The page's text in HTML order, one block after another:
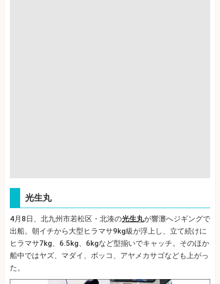
光生丸
4月8日、北九州市若松区・北湊の光生丸が響灘へジギングで
出船。朝イチから大型ヒラマサ9kg級が浮上し、立て続けに
ヒラマサ7kg、6.5kg、6kgなど型揃いでキャッチ。そのほか
船中ではヤズ、マダイ、ボッコ、アヤメカサゴなども上がっ
た。